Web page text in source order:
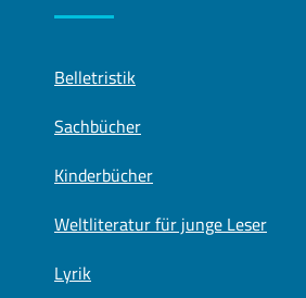
Belletristik
Sachbücher
Kinderbücher
Weltliteratur für junge Leser
Lyrik